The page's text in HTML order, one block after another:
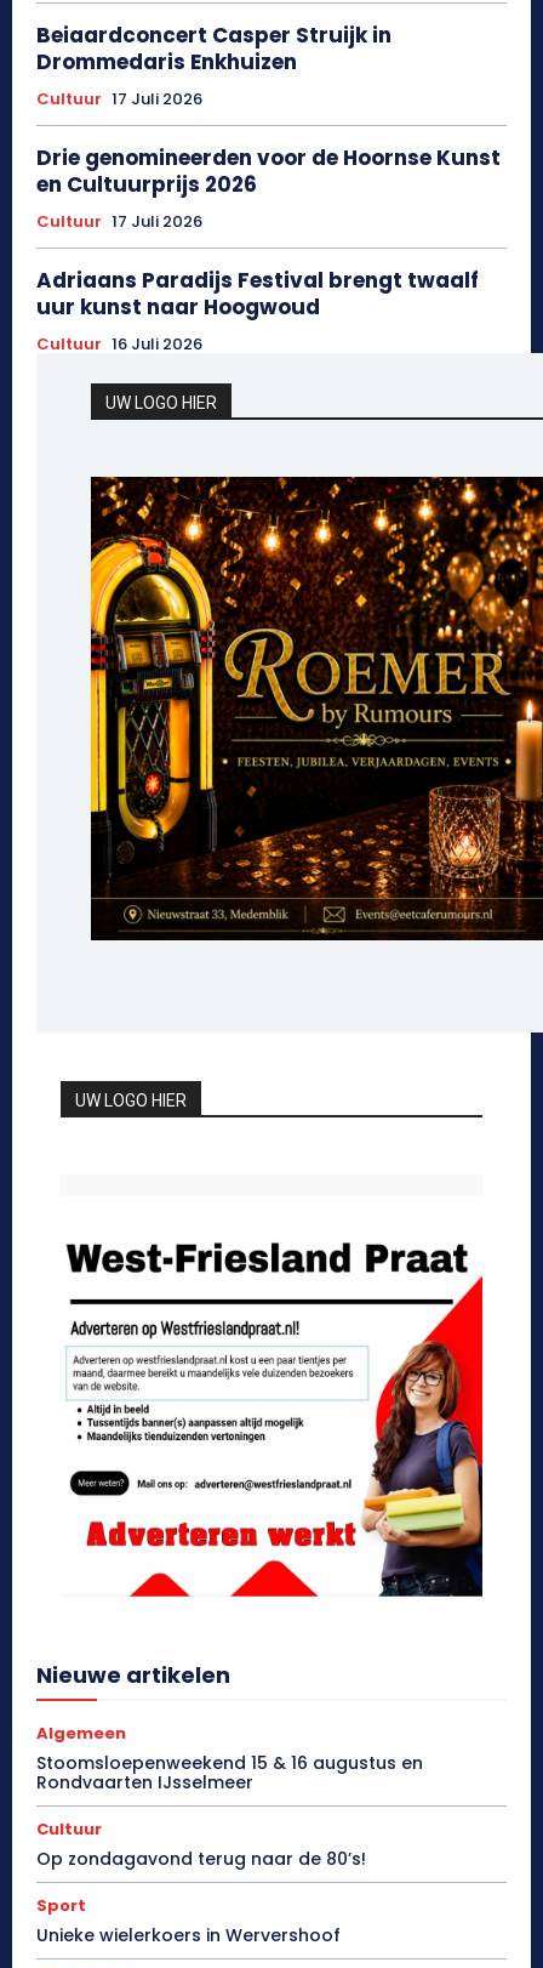
Beiaardconcert Casper Struijk in
Drommedaris Enkhuizen
Cultuur 17 Juli 2026
Drie genomineerden voor de Hoornse Kunst
en Cultuurprijs 2026
Cultuur 17 Juli 2026
Adriaans Paradijs Festival brengt twaalf
uur kunst naar Hoogwoud
Cultuur 16 Juli 2026
UW LOGO HIER
UW LOGO HIER
Nieuwe artikelen
Algemeen
Stoomsloepenweekend 15 & 16 augustus en
Rondvaarten IJsselmeer
Cultuur
Op zondagavond terug naar de 80’s!
Sport
Unieke wielerkoers in Wervershoof